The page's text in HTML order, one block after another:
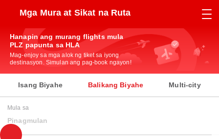
Mga Mura at Sikat na Ruta
Hanapin ang murang flights mula
PLZ papunta sa HLA
Mag-enjoy sa mga alok ng tiket sa iyong
destinasyon. Simulan ang pag-book ngayon!
Isang Biyahe Balikang Biyahe Multi-city
Mula sa
Pinagmulan